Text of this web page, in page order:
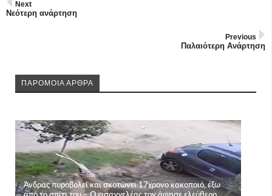
Next
Νεότερη ανάρτηση
Previous
Παλαιότερη Ανάρτηση
ΠΑΡΟΜΟΙΑ ΑΡΘΡΑ